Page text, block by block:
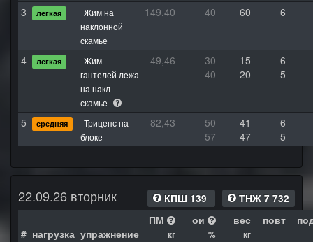
3
легкая
Жим на
наклонной
скамье
149,40 40 60 6
4 легкая
Жим
гантелей лежа
на накл
скамье
49,46 30 15
6
40
20 5
5 средняя
Трицепс на
блоке
82,43 50 41
6
57
47 5
22.09.26 вторник КПШ 139 ТНЖ 7 732
# нагрузка упражнение
ПМ
кг
ои
%
вес
кг
повт